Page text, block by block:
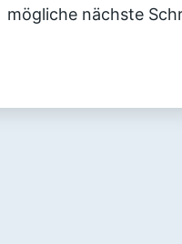
mögliche nächste